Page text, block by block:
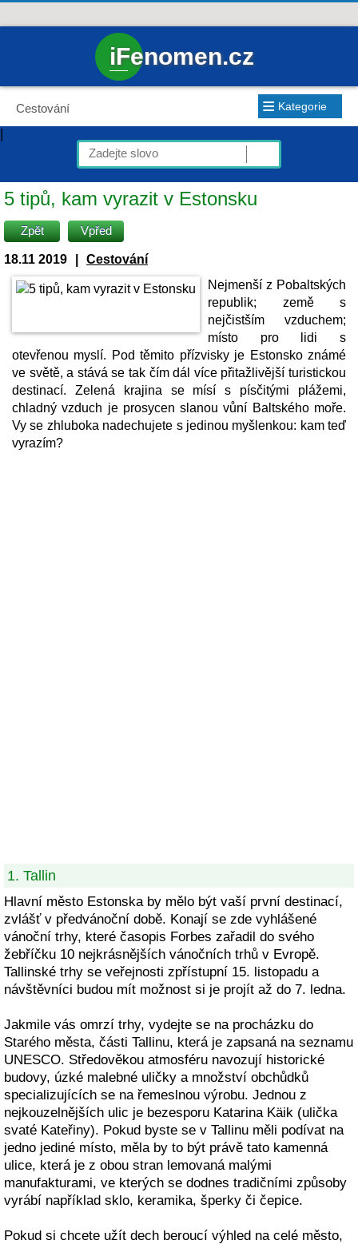
iFenomen.cz
Cestování ≡ Kategorie
|
5 tipů, kam vyrazit v Estonsku
Zpět Vpřed
18.11 2019
Cestování
Nejmenší z Pobaltských
republik; země s
nejčistším vzduchem;
místo pro lidi s
otevřenou myslí. Pod těmito přízvisky je Estonsko známé
ve světě, a stává se tak čím dál více přitažlivější turistickou
destinací. Zelená krajina se mísí s písčitými plážemi,
chladný vzduch je prosycen slanou vůní Baltského moře.
Vy se zhluboka nadechujete s jedinou myšlenkou: kam teď
vyrazím?
1. Tallin
Hlavní město Estonska by mělo být vaší první destinací,
zvlášť v předvánoční době. Konají se zde vyhlášené
vánoční trhy, které časopis Forbes zařadil do svého
žebříčku 10 nejkrásnějších vánočních trhů v Evropě.
Tallinské trhy se veřejnosti zpřístupní 15. listopadu a
návštěvníci budou mít možnost si je projít až do 7. ledna.
Jakmile vás omrzí trhy, vydejte se na procházku do
Starého města, části Tallinu, která je zapsaná na seznamu
UNESCO. Středověkou atmosféru navozují historické
budovy, úzké malebné uličky a množství obchůdků
specializujících se na řemeslnou výrobu. Jednou z
nejkouzelnějších ulic je bezesporu Katarina Käik (ulička
svaté Kateřiny). Pokud byste se v Tallinu měli podívat na
jedno jediné místo, měla by to být právě tato kamenná
ulice, která je z obou stran lemovaná malými
manufakturami, ve kterých se dodnes tradičními způsoby
vyrábí například sklo, keramika, šperky či čepice.
Pokud si chcete užít dech beroucí výhled na celé město,